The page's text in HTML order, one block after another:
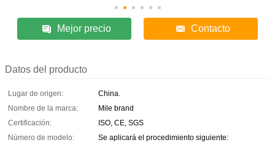
Mejor precio Contacto
Datos del producto
Lugar de origen:
China.
Nombre de la marca:
Mile brand
Certificación:
ISO, CE, SGS
Número de modelo:
Se aplicará el procedimiento siguiente: